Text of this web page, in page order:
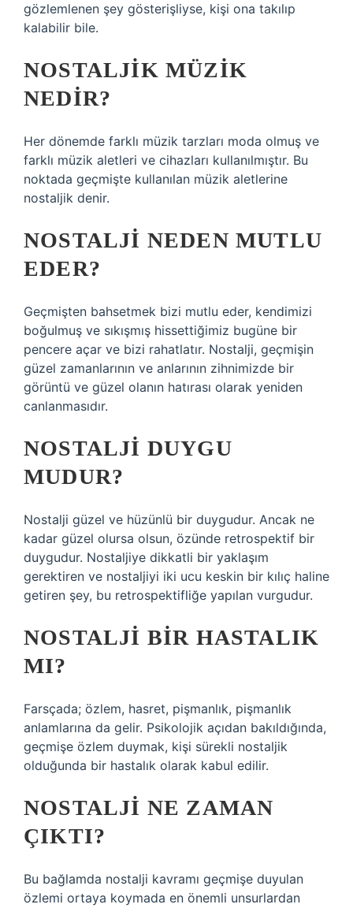
gözlemlenen şey gösterişliyse, kişi ona takılıp
kalabilir bile.
NOSTALJIK MÜZIK
NEDIR?
Her dönemde farklı müzik tarzları moda olmuş ve
farklı müzik aletleri ve cihazları kullanılmıştır. Bu
noktada geçmişte kullanılan müzik aletlerine
nostaljik denir.
NOSTALJI NEDEN MUTLU
EDER?
Geçmişten bahsetmek bizi mutlu eder, kendimizi
boğulmuş ve sıkışmış hissettiğimiz bugüne bir
pencere açar ve bizi rahatlatır. Nostalji, geçmişin
güzel zamanlarının ve anlarının zihnimizde bir
görüntü ve güzel olanın hatırası olarak yeniden
canlanmasıdır.
NOSTALJI DUYGU
MUDUR?
Nostalji güzel ve hüzünlü bir duygudur. Ancak ne
kadar güzel olursa olsun, özünde retrospektif bir
duygudur. Nostaljiye dikkatli bir yaklaşım
gerektiren ve nostaljiyi iki ucu keskin bir kılıç haline
getiren şey, bu retrospektifliğe yapılan vurgudur.
NOSTALJI BIR HASTALIK
MI?
Farsçada; özlem, hasret, pişmanlık, pişmanlık
anlamlarına da gelir. Psikolojik açıdan bakıldığında,
geçmişe özlem duymak, kişi sürekli nostaljik
olduğunda bir hastalık olarak kabul edilir.
NOSTALJI NE ZAMAN
ÇIKTI?
Bu bağlamda nostalji kavramı geçmişe duyulan
özlemi ortaya koymada en önemli unsurlardan